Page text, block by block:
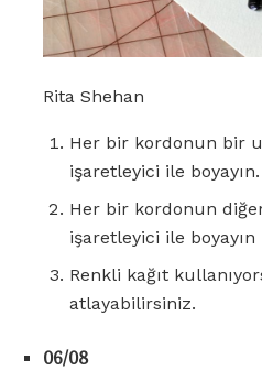
Rita Shehan
Her bir kordonun bir
işaretleyici ile boyayın.
Her bir kordonun
işaretleyici ile boyayın
Renkli kağıt
atlayabilirsiniz.
06/08